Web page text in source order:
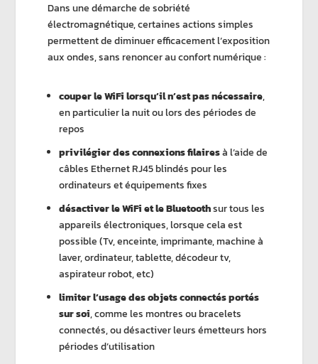
Dans une démarche de sobriété
électromagnétique, certaines actions simples
permettent de diminuer efficacement l’exposition
aux ondes, sans renoncer au confort numérique :
couper le WiFi lorsqu’il n’est pas nécessaire,
en particulier la nuit ou lors des périodes de
repos
privilégier des connexions filairesà l’aide de
câbles Ethernet RJ45 blindés pour les
ordinateurs et équipements fixes
désactiver le WiFi et le Bluetoothsur tous les
appareils électroniques, lorsque cela est
possible (Tv, enceinte, imprimante, machine à
laver, ordinateur, tablette, décodeur tv,
aspirateur robot, etc)
limiter l’usage des objets connectés portés
sur soi, comme les montres ou bracelets
connectés, ou désactiver leurs émetteurs hors
périodes d’utilisation